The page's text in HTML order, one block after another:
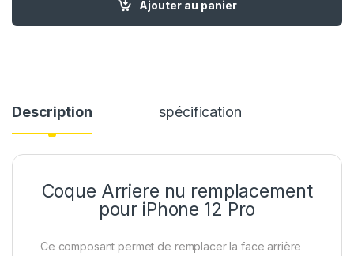
Ajouter au panier
Description spécification
Coque Arriere nu remplacement
pour iPhone 12 Pro
Ce composant permet de remplacer la face arrière